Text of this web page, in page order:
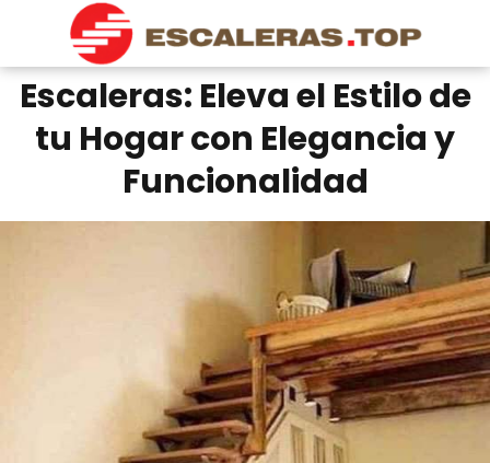
Escaleras: Eleva el Estilo de
tu Hogar con Elegancia y
Funcionalidad